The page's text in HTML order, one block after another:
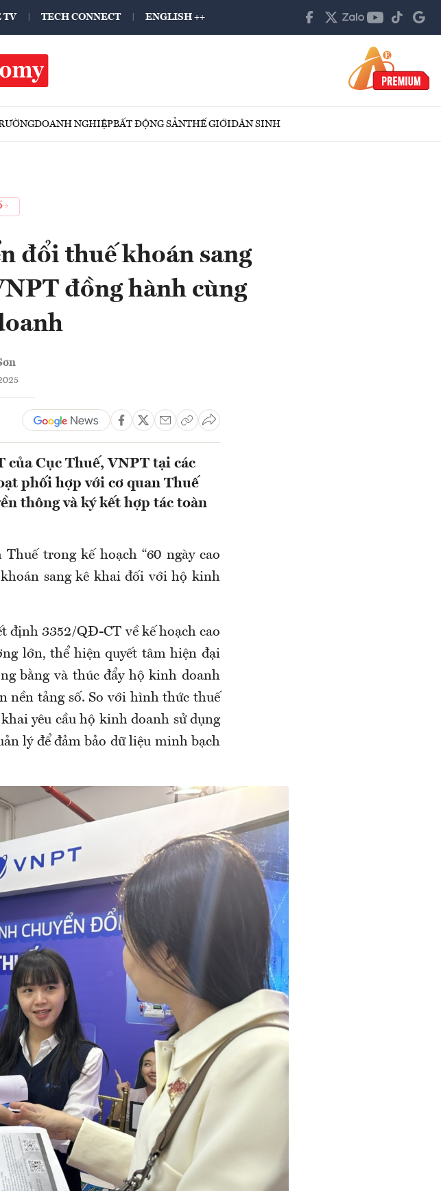
TV TECH CONNECT ENGLISH ++
DOANH NGHIỆPBẤT ĐỘNG SẢNTHẾ GIỚIDÂN SINH
đổi thuế khoán sang
đồng hành cùng
Cục Thuế, VNPT tại các
phối hợp với cơ quan Thuế
thông và ký kết hợp tác toàn
trong kế hoạch “60 ngày cao
sang kê khai đối với hộ kinh
định 3352/QĐ-CT về kế hoạch cao
lớn, thể hiện quyết tâm hiện đại
bằng và thúc đẩy hộ kinh doanh
nền tảng số. So với hình thức thuế
yêu cầu hộ kinh doanh sử dụng
lý để đảm bảo dữ liệu minh bạch